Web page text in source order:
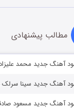
مطالب پیشنهادی
آهنگ جدید محمد
آهنگ جدید سینا سرلک
آهنگ جدید مسعود